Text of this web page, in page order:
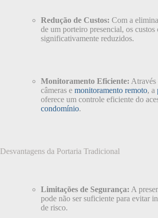
Redução de Custos: Com a
de um porteiro presencial, os custos
significativamente reduzidos.
Monitoramento Eficiente: Através
câmeras e monitoramento remoto, a
oferece um controle eficiente do
condomínio.
Desvantagens da Portaria Tradicional
Limitações de Segurança: A
pode não ser suficiente para evitar
de risco.